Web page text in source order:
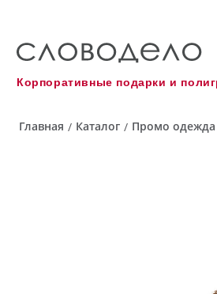
Корпоративные подарки и
Главная / Каталог / Промо одежда